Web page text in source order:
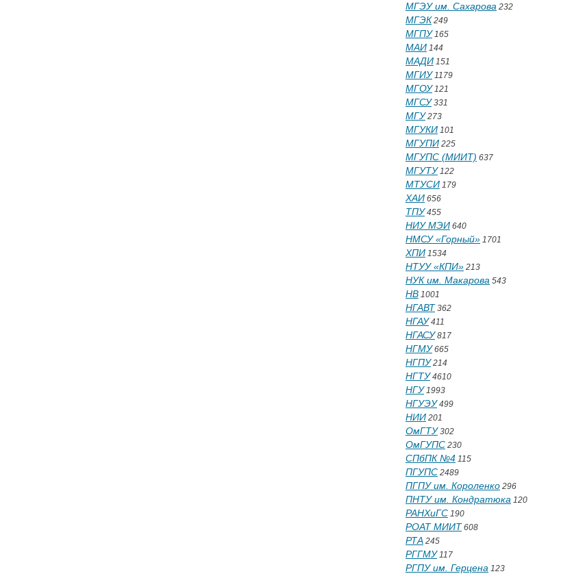
МГЭУ им. Сахарова 232
МГЭК 249
МГПУ165
МАИ 144
МАДИ 151
МГИУ1179
МГОУ121
МГСУ331
МГУ273
МГУКИ 101
МГУПИ 225
МГУПС (МИИТ) 637
МГУТУ122
МТУСИ 179
ХАИ 656
ТПУ455
НИУ МЭИ 640
НМСУ «Горный» 1701
ХПИ 1534
НТУУ «КПИ» 213
НУК им. Макарова 543
НВ 1001
НГАВТ 362
НГАУ411
НГАСУ817
НГМУ665
НГПУ214
НГТУ4610
НГУ1993
НГУЭУ499
НИИ 201
ОмГТУ302
ОмГУПС 230
СПбПК №4 115
ПГУПС 2489
ПГПУ им. Короленко 296
ПНТУ им. Кондратюка 120
РАНХиГС 190
РОАТ МИИТ 608
РТА 245
РГГМУ117
РГПУ им. Герцена 123